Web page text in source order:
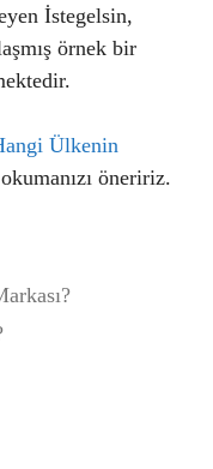
İstegelsin,
örnek bir
Ülkenin
öneririz.